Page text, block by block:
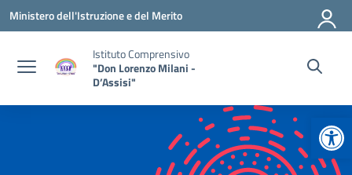
Vai ai contenuti
Vai al menu di navigazione
Vai al footer
Ministero dell'Istruzione e del Merito
Istituto Comprensivo
"Don Lorenzo Milani -
D’Assisi"